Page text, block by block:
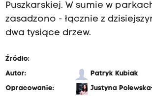
Puszkarskiej. W sumie w
zasadzono - łącznie z
dwa tysiące drzew.
Źródło:
Autor:
Patryk Kubiak
Opracowanie:
Justyna